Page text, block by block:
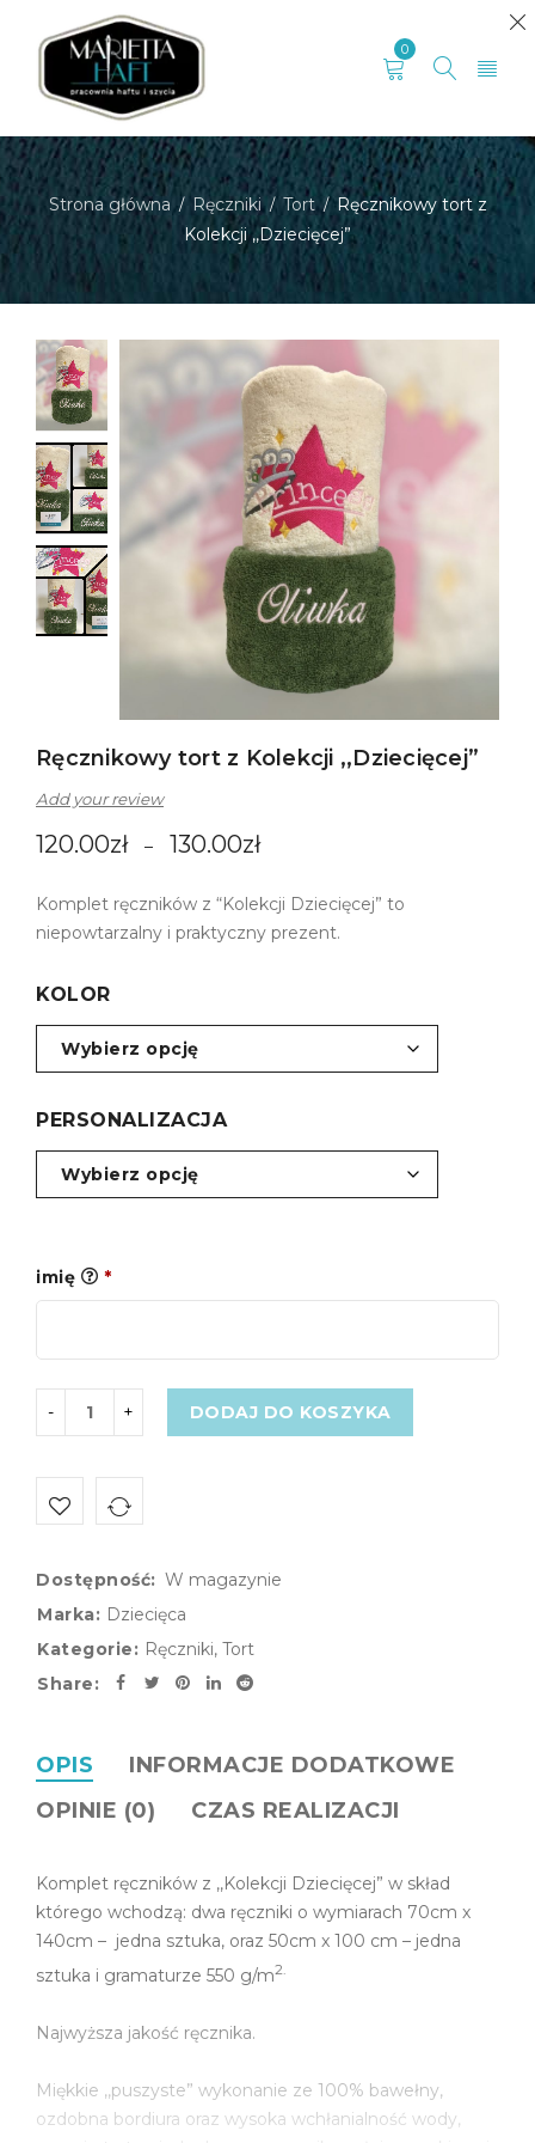
0
Strona główna / Ręczniki / Tort / Ręcznikowy tort z
Kolekcji ,,Dziecięcej”
Ręcznikowy tort z Kolekcji ,,Dziecięcej”
Add your review
120.00zł – 130.00zł
Komplet ręczników z “Kolekcji Dziecięcej” to
niepowtarzalny i praktyczny prezent.
KOLOR
PERSONALIZACJA
imię *
DODAJ DO KOSZYKA
Dostępność: W magazynie
Marka: Dziecięca
Kategorie: Ręczniki, Tort
Share:
OPIS
INFORMACJE DODATKOWE
OPINIE (0)
CZAS REALIZACJI
Komplet ręczników z ,,Kolekcji Dziecięcej” w skład
którego wchodzą: dwa ręczniki o wymiarach 70cm x
140cm – jedna sztuka, oraz 50cm x 100 cm – jedna
sztuka i gramaturze 550 g/m2.
Najwyższa jakość ręcznika.
Miękkie ,,puszyste” wykonanie ze 100% bawełny,
ozdobna bordiura oraz wysoka wchłanialność wody,